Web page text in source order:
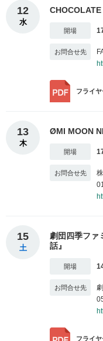
12
水
フライヤ
13
木
ØMI MOON
15
土
劇団四季ファ
話』
フライヤ